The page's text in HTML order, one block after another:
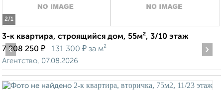
2/1
3-к квартира, строящийся дом, 55м², 3/10 этаж
7 208 250 ₽ 131 300 ₽ за м²
Агентство, 07.08.2026
‹ ›